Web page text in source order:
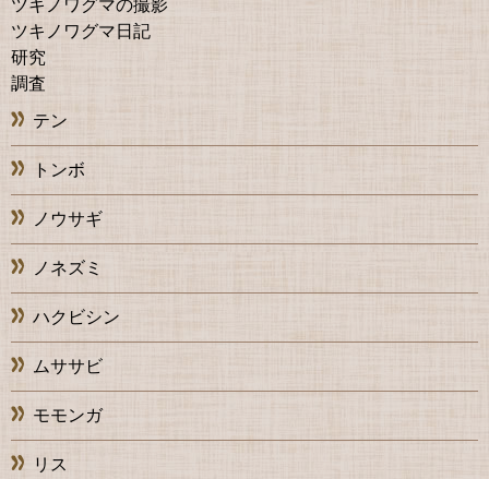
ツキノワグマの撮影
ツキノワグマ日記
研究
調査
テン
トンボ
ノウサギ
ノネズミ
ハクビシン
ムササビ
モモンガ
リス